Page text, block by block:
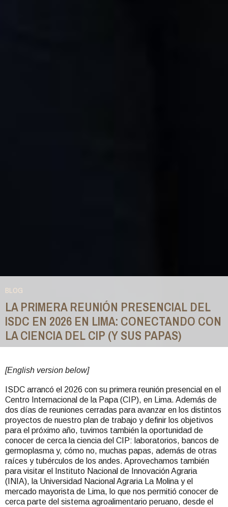
BLOG
LA PRIMERA REUNIÓN PRESENCIAL DEL
ISDC EN 2026 EN LIMA: CONECTANDO CON
LA CIENCIA DEL CIP (Y SUS PAPAS)
are
here
[English version below]
ISDC arrancó el 2026 con su primera reunión presencial en el
Centro Internacional de la Papa (CIP), en Lima. Además de
dos días de reuniones cerradas para avanzar en los distintos
proyectos de nuestro plan de trabajo y definir los objetivos
para el próximo año, tuvimos también la oportunidad de
conocer de cerca la ciencia del CIP: laboratorios, bancos de
germoplasma y, cómo no, muchas papas, además de otras
raíces y tubérculos de los andes. Aprovechamos también
para visitar el Instituto Nacional de Innovación Agraria
(INIA), la Universidad Nacional Agraria La Molina y el
mercado mayorista de Lima, lo que nos permitió conocer de
cerca parte del sistema agroalimentario peruano, desde el